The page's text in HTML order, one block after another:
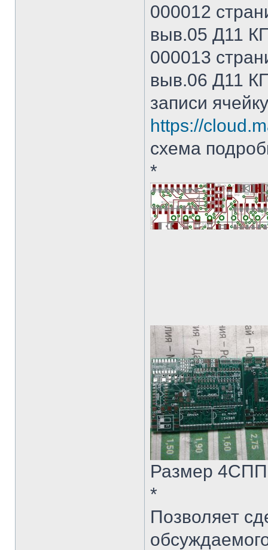
000012
выв.05 Д11
000013
выв.06 Д11
записи
https://
схема
*
Размер 4СПП
*
Позволяет